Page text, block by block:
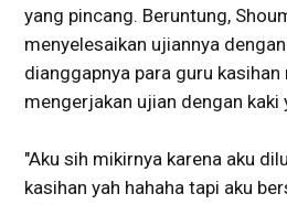
yang pincang. Beruntung,
menyelesaikan ujiannya
dianggapnya para guru
mengerjakan ujian dengan kaki
"Aku sih mikirnya karena aku
kasihan yah hahaha tapi aku